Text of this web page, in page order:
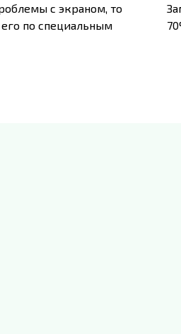
с экраном, то
по специальным